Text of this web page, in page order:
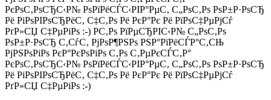
РєРѕС‚РѕСЂС‹Р№ РѕРїРёСЃС‹РІР°РµС‚ С„РѕС‚Рѕ РѕР±Р·РѕСЂ
Рё РіРѕРІРѕСЂРёС‚ С‡С‚Рѕ Рё РєР°Рє Рё РїРѕС‡РµРјСѓ
РґР»СЏ С‡РµРіРѕ :-) Р­С‚Рѕ РїРµСЂРІС‹Р№ С„РѕС‚Рѕ
РѕР±Р·РѕСЂ С‚СѓС‚ РјРѕР¶РЅРѕ РЅР°РїРёСЃР°С‚СЊ
РјРЅРѕРіРѕ РєР°РєРѕРіРѕ С‚Рѕ С‚РµРєСЃС‚Р°
РєРѕС‚РѕСЂС‹Р№ РѕРїРёСЃС‹РІР°РµС‚ С„РѕС‚Рѕ РѕР±Р·РѕСЂ
Рё РіРѕРІРѕСЂРёС‚ С‡С‚Рѕ Рё РєР°Рє Рё РїРѕС‡РµРјСѓ
РґР»СЏ С‡РµРіРѕ :-)